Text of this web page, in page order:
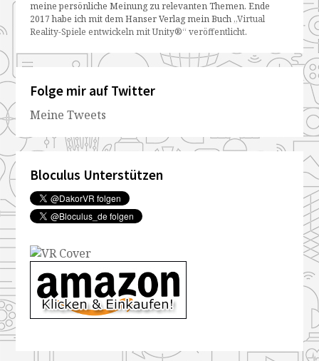
meine persönliche Meinung zu relevanten Themen. Ende
2017 habe ich mit dem Hanser Verlag mein Buch „Virtual
Reality-Spiele entwickeln mit Unity®“ veröffentlicht.
Folge mir auf Twitter
Meine Tweets
Bloculus Unterstützen